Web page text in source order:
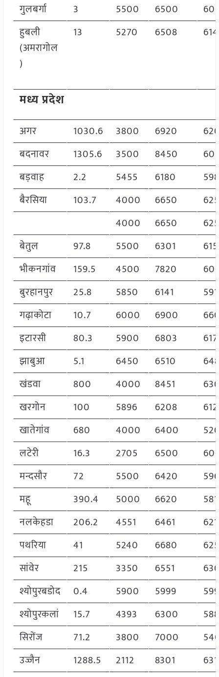
गुलबर्गा
3 5500 6500
हुबली
(अमरागोल
)
13 5270 6508
मध्य प्रदेश
अगर 1030.6 3800 6920
बदनावर
1305.6 3500 8450
बड़वाह
2.2 5455 6180
बैरसिया
103.7 4000 6650
4000
6650
बेतुल
97.8 5500 6301
भीकनगांव
159.5 4500 7820
बुरहानपुर
25.8 5850 6141
गढ़ाकोटा
10.7 6000 6900
इटारसी
80.3 5900 6803
झाबुआ
5.1 6450 6510
खंडवा
800 4000 8451
खरगोन
100 5896 6208
खातेगांव
680 4000 6400
लटेरी
16.3 2705 6500
मन्दसौर
72 5500 6420
महू
390.4 5000 6620
नलकेहडा
206.2 4551 6461
पथरिया
41 5240 6680
सांवेर
215 3350 6551
श्योपुरबडोद
0.4 5900 5999
श्योपुरकलां
15.7 4393 6300
सिरोंज
71.2 3800 7000
उज्जैन
1288.5 2112 8301